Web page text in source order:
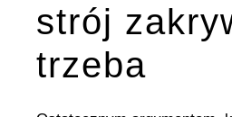
strój
trzeba